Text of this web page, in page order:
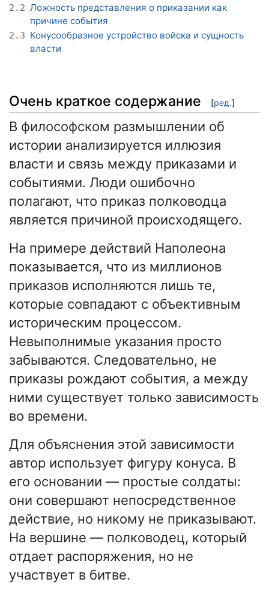
2.2 Ложность представления о приказании как
причине события
2.3 Конусообразное устройство войска и сущность
власти
Очень краткое содержание [ред.]
В философском размышлении об
истории анализируется иллюзия
власти и связь между приказами и
событиями. Люди ошибочно
полагают, что приказ полководца
является причиной происходящего.
На примере действий Наполеона
показывается, что из миллионов
приказов исполняются лишь те,
которые совпадают с объективным
историческим процессом.
Невыполнимые указания просто
забываются. Следовательно, не
приказы рождают события, а между
ними существует только зависимость
во времени.
Для объяснения этой зависимости
автор использует фигуру конуса. В
его основании — простые солдаты:
они совершают непосредственное
действие, но никому не приказывают.
На вершине — полководец, который
отдает распоряжения, но не
участвует в битве.